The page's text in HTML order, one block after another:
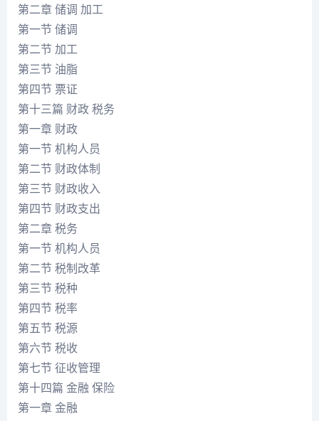
第二章 储调 加工
第一节 储调
第二节 加工
第三节 油脂
第四节 票证
第十三篇 财政 税务
第一章 财政
第一节 机构人员
第二节 财政体制
第三节 财政收入
第四节 财政支出
第二章 税务
第一节 机构人员
第二节 税制改革
第三节 税种
第四节 税率
第五节 税源
第六节 税收
第七节 征收管理
第十四篇 金融 保险
第一章 金融